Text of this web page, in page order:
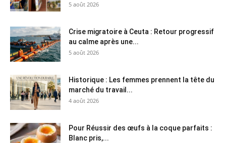
5 août 2026
Crise migratoire à Ceuta : Retour progressif
au calme après une...
5 août 2026
Historique : Les femmes prennent la tête du
marché du travail...
4 août 2026
Pour Réussir des œufs à la coque parfaits :
Blanc pris,...